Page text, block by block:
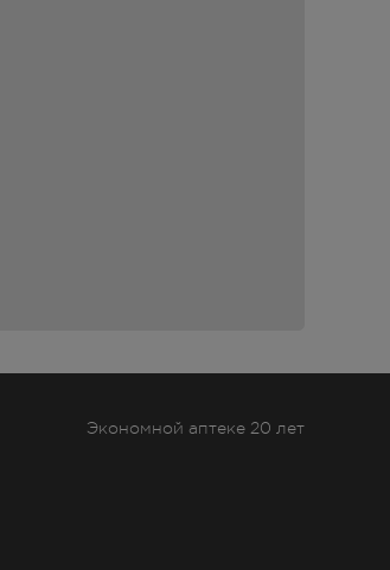
Экономной аптеке 20 лет